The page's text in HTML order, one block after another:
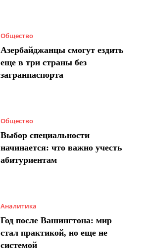
Общество
Азербайджанцы смогут ездить
еще в три страны без
загранпаспорта
Общество
Выбор специальности
начинается: что важно учесть
абитуриентам
Аналитика
Год после Вашингтона: мир
стал практикой, но еще не
системой